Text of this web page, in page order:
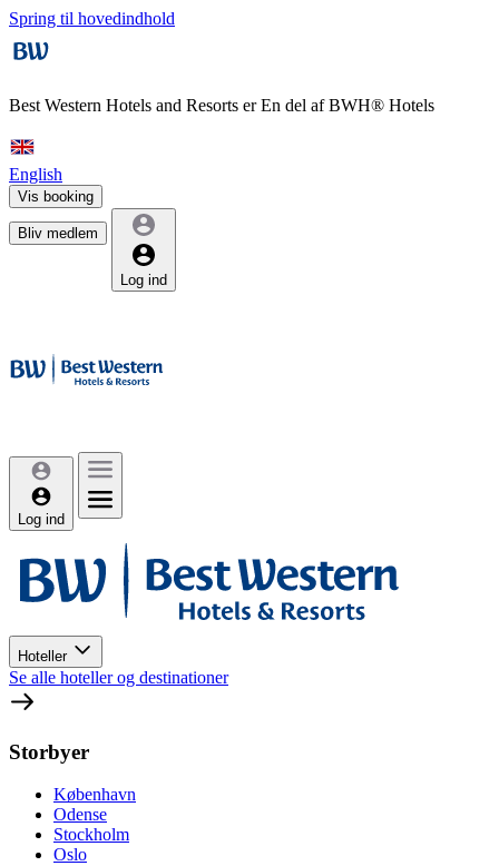
Spring til hovedindhold
Best Western Hotels and Resorts erEn del af BWH® Hotels
English
Vis booking
Bliv medlem
Log ind
Log ind
Hoteller
Se alle hoteller og destinationer
Storbyer
København
Odense
Stockholm
Oslo